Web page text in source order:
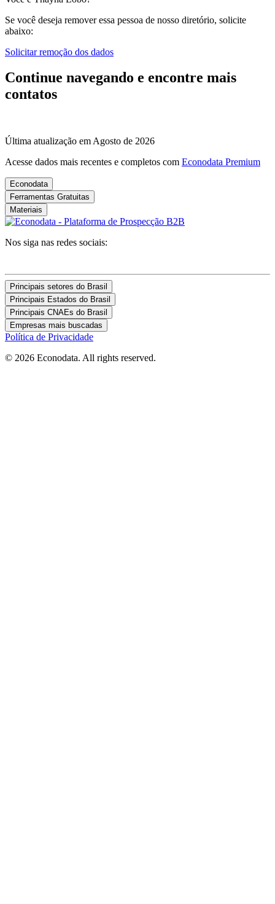
Se você deseja remover essa pessoa de nosso diretório, solicite
abaixo:
Solicitar remoção dos dados
Continue navegando e encontre mais
contatos
Última atualização em Agosto de 2026
Acesse dados mais recentes e completos com Econodata Premium
Econodata
Ferramentas Gratuitas
Materiais
Nos siga nas redes sociais:
Principais setores do Brasil
Principais Estados do Brasil
Principais CNAEs do Brasil
Empresas mais buscadas
Política de Privacidade
© 2026 Econodata. All rights reserved.